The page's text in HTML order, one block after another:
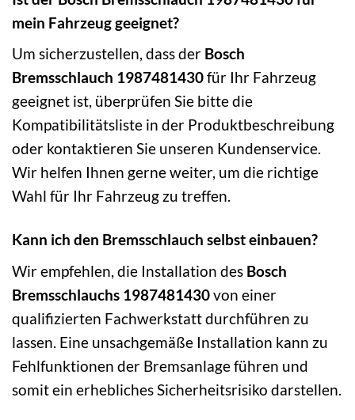
mein Fahrzeug geeignet?
Um sicherzustellen, dass der Bosch
Bremsschlauch 1987481430für Ihr Fahrzeug
geeignet ist, überprüfen Sie bitte die
Kompatibilitätsliste in der Produktbeschreibung
oder kontaktieren Sie unseren Kundenservice.
Wir helfen Ihnen gerne weiter, um die richtige
Wahl für Ihr Fahrzeug zu treffen.
Kann ich den Bremsschlauch selbst einbauen?
Wir empfehlen, die Installation des Bosch
Bremsschlauchs 1987481430von einer
qualifizierten Fachwerkstatt durchführen zu
lassen. Eine unsachgemäße Installation kann zu
Fehlfunktionen der Bremsanlage führen und
somit ein erhebliches Sicherheitsrisiko darstellen.